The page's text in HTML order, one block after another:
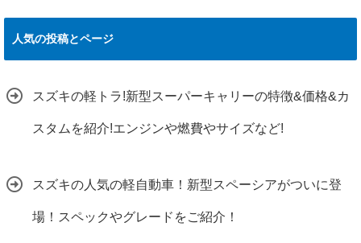
人気の投稿とページ
スズキの軽トラ!新型スーパーキャリーの特徴&価格&カ
スタムを紹介!エンジンや燃費やサイズなど!
スズキの人気の軽自動車！新型スペーシアがついに登
場！スペックやグレードをご紹介！